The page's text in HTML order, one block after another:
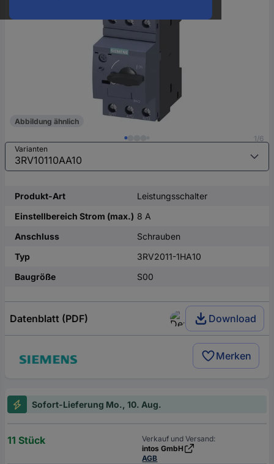
1/6
Abbildung ähnlich
Varianten
Produkt-Art
Leistungsschalter
Einstellbereich Strom (max.) 8 A
Anschluss
Schrauben
Typ
3RV2011-1HA10
Baugröße
S00
Datenblatt (PDF) Download
Merken
Sofort-Lieferung Mo., 10. Aug.
11 Stück
Verkauf und Versand:
intos GmbH
AGB